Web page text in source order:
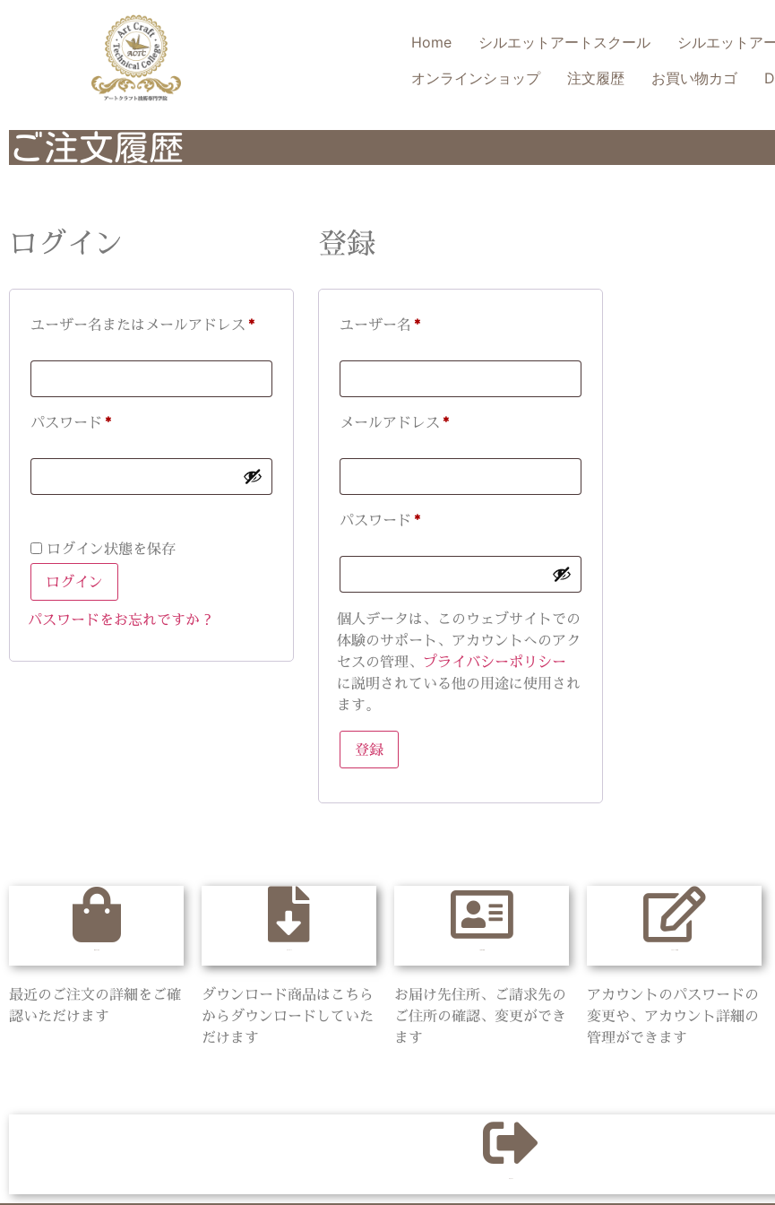
Home シルエットアートスクール シルエットア
オンラインショップ
注文履歴 お買い物カゴ
ご注文履歴
ログイン
ユーザー名またはメールアドレス *
パスワード *
ログイン状態を保存
ログイン
パスワードをお忘れですか ?
登録
ユーザー名 *
メールアドレス *
パスワード *
個人データは、このウェブサイトでの
体験のサポート、アカウントへのアク
セスの管理、 プライバシーポリシー
に説明されている他の用途に使用され
ます。
登録
最近のご注文の詳細をご確
認いただけます
ダウンロード商品はこちら
からダウンロードしていた
だけます
お届け先住所、ご請求先の
ご住所の確認、変更ができ
ます
アカウントのパスワードの
変更や、アカウント詳細の
管理ができます